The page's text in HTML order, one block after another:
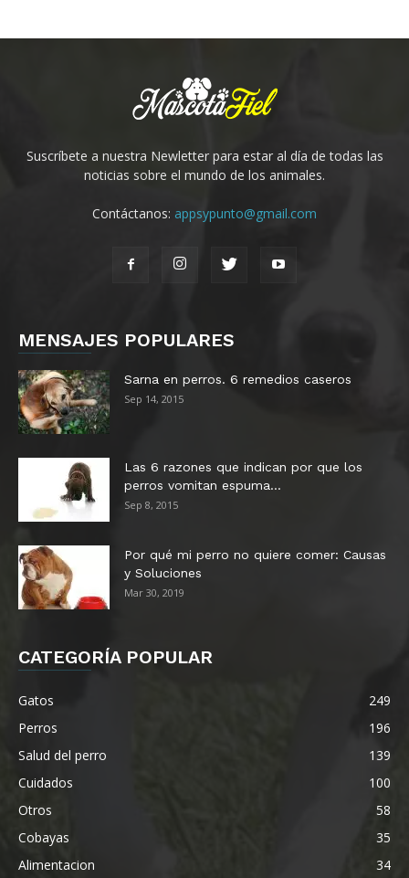
Suscríbete a nuestra Newletter para estar al día de todas las
noticias sobre el mundo de los animales.
Contáctanos: appsypunto@gmail.com
MENSAJES POPULARES
Sarna en perros. 6 remedios caseros
Sep 14, 2015
Las 6 razones que indican por que los
perros vomitan espuma...
Sep 8, 2015
Por qué mi perro no quiere comer: Causas
y Soluciones
Mar 30, 2019
CATEGORÍA POPULAR
Gatos
249
Perros
196
Salud del perro
139
Cuidados
100
Otros
58
Cobayas
35
Alimentacion
34